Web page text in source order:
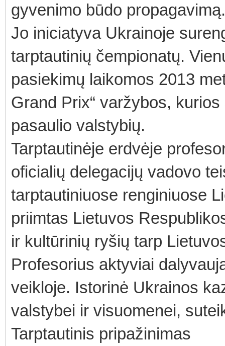
gyvenimo būdo propagavimą.
Jo iniciatyva Ukrainoje
tarptautinių čempionatų.
pasiekimų laikomos 2013
Grand Prix“ varžybos,
pasaulio valstybių.
Tarptautinėje erdvėje
oficialių delegacijų vadovo
tarptautiniuose renginiuose
priimtas Lietuvos
ir kultūrinių ryšių tarp
Profesorius aktyviai
veikloje. Istorinė Ukrainos
valstybei ir visuomenei,
Tarptautinis pripažinimas